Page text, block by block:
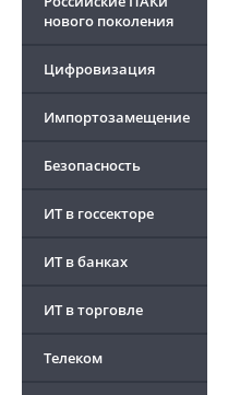
нового поколения
Цифровизация
Импортозамещение
Безопасность
ИТ в госсекторе
ИТ в банках
ИТ в торговле
Телеком